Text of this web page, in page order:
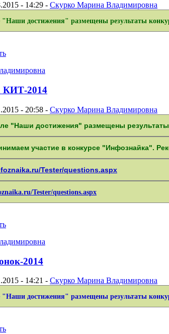
- 14:29 - Скурко Марина Владимировна
достижения" размещены результаты
КИТ-2014
- 20:58 - Скурко Марина Владимировна
"Наши достижения" размещены
участие в конкурсе "Инфознайка".
Tester/questions.aspx
Tester/questions.aspx
2014
- 14:21 - Скурко Марина Владимировна
"Наши достижения" размещены результаты